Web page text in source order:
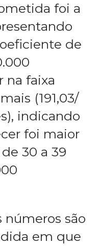
foi a
de
na faixa
(191,03/
indicando
foi maior
30 a 39
números são
em que